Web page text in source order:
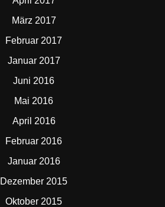
März 2017
Februar 2017
Januar 2017
Juni 2016
Mai 2016
April 2016
Februar 2016
Januar 2016
Dezember 2015
Oktober 2015